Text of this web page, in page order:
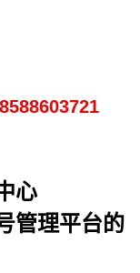
心
管理平台的